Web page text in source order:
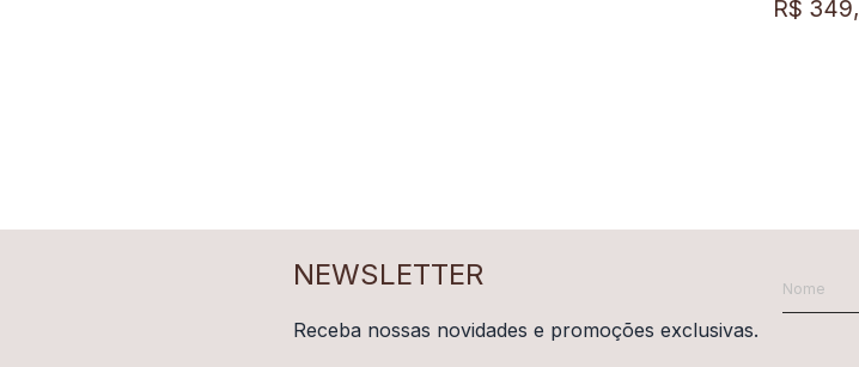
R$ 349,
NEWSLETTER
Receba nossas novidades e promoções exclusivas.